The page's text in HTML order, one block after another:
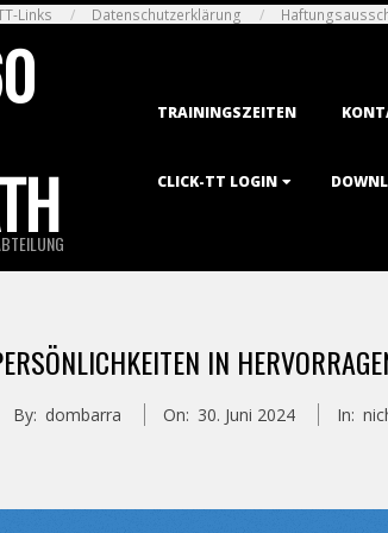
Links Datenschutzerklärung
TRAININGSZEITEN
CLICK-TT LOGIN
IN
By: dombarra On: 30. Juni 2024 In: